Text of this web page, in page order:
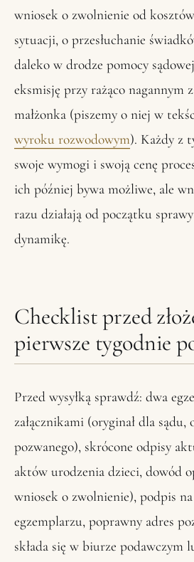
wniosek o zwolnienie od
sytuacji, o przesłuchanie
daleko w drodze pomocy
eksmisję przy rażąco nagannym
małżonka (piszemy o niej w
wyroku rozwodowym). Każdy z
swoje wymogi i swoją cenę
ich później bywa możliwe, ale
razu działają od początku
dynamikę.
Checklist przed
pierwsze tygodnie
Przed wysyłką sprawdź: dwa
załącznikami (oryginał dla sądu,
pozwanego), skrócone odpisy
aktów urodzenia dzieci, dowód
wniosek o zwolnienie), podpis
egzemplarzu, poprawny adres
składa się w biurze podawczym